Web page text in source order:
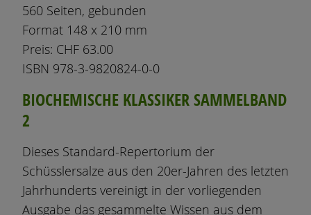
560 Seiten, gebunden
Format 148 x 210 mm
Preis: CHF 63.00
ISBN 978-3-9820824-0-0
BIOCHEMISCHE KLASSIKER SAMMELBAND
2
Dieses Standard-Repertorium der
Schüsslersalze aus den 20er-Jahren des letzten
Jahrhunderts vereinigt in der vorliegenden
Ausgabe das gesammelte Wissen aus dem